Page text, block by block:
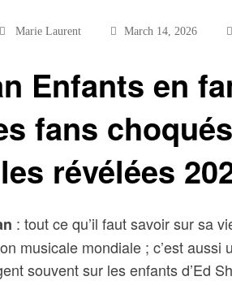
Marie Laurent March 14, 2026
Enfants en
fans
révélées
: tout ce qu’il faut savoir sur sa
musicale mondiale ; c’est
souvent sur les enfants d’Ed